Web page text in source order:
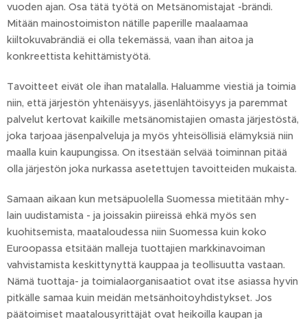
vuoden ajan. Osa tätä työtä on Metsänomistajat -brändi.
Mitään mainostoimiston nätille paperille maalaamaa
kiiltokuvabrändiä ei olla tekemässä, vaan ihan aitoa ja
konkreettista kehittämistyötä.
Tavoitteet eivät ole ihan matalalla. Haluamme viestiä ja toimia
niin, että järjestön yhtenäisyys, jäsenlähtöisyys ja paremmat
palvelut kertovat kaikille metsänomistajien omasta järjestöstä,
joka tarjoaa jäsenpalveluja ja myös yhteisöllisiä elämyksiä niin
maalla kuin kaupungissa. On itsestään selvää toiminnan pitää
olla järjestön joka nurkassa asetettujen tavoitteiden mukaista.
Samaan aikaan kun metsäpuolella Suomessa mietitään mhy-
lain uudistamista - ja joissakin piireissä ehkä myös sen
kuohitsemista, maataloudessa niin Suomessa kuin koko
Euroopassa etsitään malleja tuottajien markkinavoiman
vahvistamista keskittynyttä kauppaa ja teollisuutta vastaan.
Nämä tuottaja- ja toimialaorganisaatiot ovat itse asiassa hyvin
pitkälle samaa kuin meidän metsänhoitoyhdistykset. Jos
päätoimiset maatalousyrittäjät ovat heikoilla kaupan ja